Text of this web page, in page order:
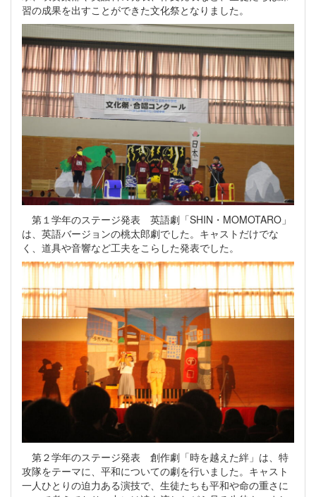
習の成果を出すことができた文化祭となりました。
第１学年のステージ発表 英語劇「SHIN・MOMOTARO」
は、英語バージョンの桃太郎劇でした。キャストだけでな
く、道具や音響など工夫をこらした発表でした。
第２学年のステージ発表 創作劇「時を越えた絆」は、特
攻隊をテーマに、平和についての劇を行いました。キャスト
一人ひとりの迫力ある演技で、生徒たちも平和や命の重さに